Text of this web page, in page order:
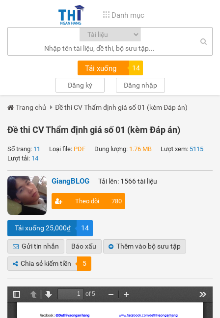
Danh mục
Tải xuống 14
Đăng ký Đăng nhập
Trang chủ Đề thi CV Thẩm định giá số 01 (kèm Đáp án)
Đề thi CV Thẩm định giá số 01 (kèm Đáp án)
Số trang: 11 Loại file: PDF Dung lượng: 1.76 MB Lượt xem: 5115
Lượt tải: 14
GiangBLOG Tải lên: 1566 tài liệu
Theo dõi 780
Tải xuống 25,000₫ 14
Gửi tin nhắn Báo xấu Thêm vào bộ sưu tập
Chia sẻ kiếm tiền 5